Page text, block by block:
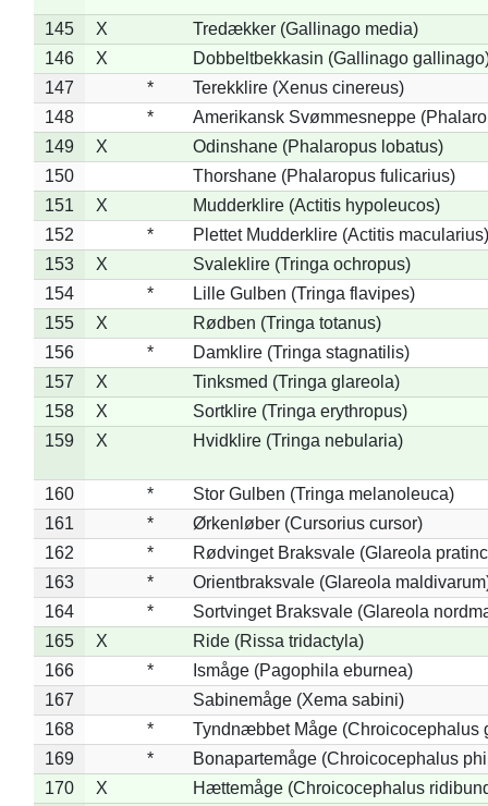
145 X
Tredækker (Gallinago media)
146
X
Dobbeltbekkasin (Gallinago
147
*
Terekklire (Xenus cinereus)
148
*
Amerikansk Svømmesneppe
149
X
Odinshane (Phalaropus lobatus)
150
Thorshane (Phalaropus fulicarius)
151
X
Mudderklire (Actitis hypoleucos)
152
*
Plettet Mudderklire (Actitis macularius)
153
X
Svaleklire (Tringa ochropus)
154
*
Lille Gulben (Tringa flavipes)
155
X
Rødben (Tringa totanus)
156
*
Damklire (Tringa stagnatilis)
157
X
Tinksmed (Tringa glareola)
158
X
Sortklire (Tringa erythropus)
159
X Hvidklire (Tringa nebularia)
160 *
Stor Gulben (Tringa melanoleuca)
161
*
Ørkenløber (Cursorius cursor)
162
*
Rødvinget Braksvale (Glareola
163
*
Orientbraksvale (Glareola
164
*
Sortvinget Braksvale (Glareola
165
X
Ride (Rissa tridactyla)
166
*
Ismåge (Pagophila eburnea)
167
Sabinemåge (Xema sabini)
168
*
Tyndnæbbet Måge (Chroicocephalus
169
*
Bonapartemåge (Chroicocephalus
170
X
Hættemåge (Chroicocephalus